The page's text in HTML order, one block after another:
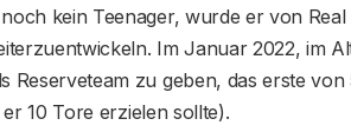
kein Teenager, wurde er von
Im Januar 2022, im
Reserveteam zu geben, das erste
10 Tore erzielen sollte).